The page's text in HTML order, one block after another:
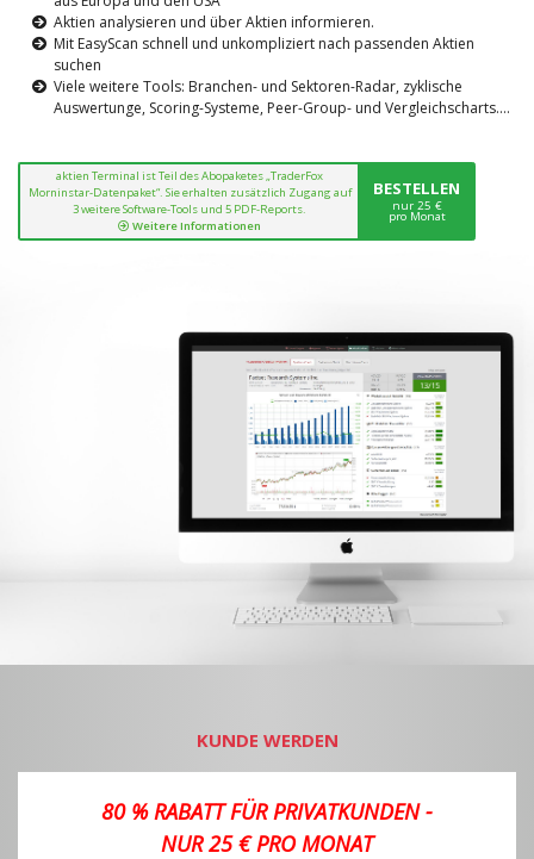
Aktien analysieren und über Aktien informieren.
Mit EasyScan schnell und unkompliziert nach passenden Aktien
suchen
Viele weitere Tools: Branchen- und Sektoren-Radar, zyklische
Auswertunge, Scoring-Systeme, Peer-Group- und Vergleichscharts....
aktien Terminal ist Teil des Abopaketes „TraderFox
Morninstar-Datenpaket“. Sie erhalten zusätzlich Zugang auf
3 weitere Software-Tools und 5 PDF-Reports.
Weitere Informationen
BESTELLEN
nur 25 €
pro Monat
KUNDE WERDEN
80 % RABATT FÜR PRIVATKUNDEN -
NUR 25 € PRO MONAT